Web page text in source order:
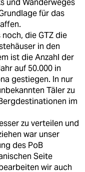
und Wanderweges
für das
die GTZ die
in den
ist die Anzahl der
auf 50.000 in
gestiegen. In nur
Täler zu
im
zu verteilen und
war unser
des PoB
Seite
wir auch